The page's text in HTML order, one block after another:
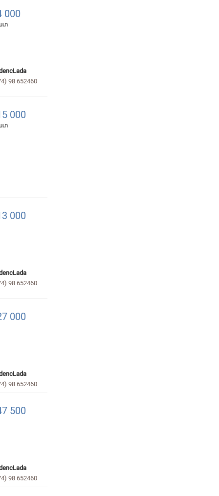
000
98 652460
000
000
98 652460
000
98 652460
500
98 652460